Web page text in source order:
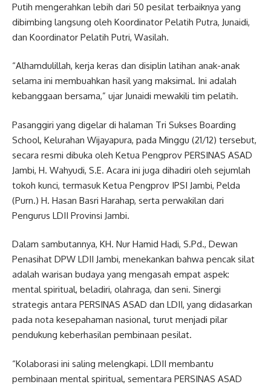
Putih mengerahkan lebih dari 50 pesilat terbaiknya yang
dibimbing langsung oleh Koordinator Pelatih Putra, Junaidi,
dan Koordinator Pelatih Putri, Wasilah.
“Alhamdulillah, kerja keras dan disiplin latihan anak-anak
selama ini membuahkan hasil yang maksimal. Ini adalah
kebanggaan bersama,” ujar Junaidi mewakili tim pelatih.
Pasanggiri yang digelar di halaman Tri Sukses Boarding
School, Kelurahan Wijayapura, pada Minggu (21/12) tersebut,
secara resmi dibuka oleh Ketua Pengprov PERSINAS ASAD
Jambi, H. Wahyudi, S.E. Acara ini juga dihadiri oleh sejumlah
tokoh kunci, termasuk Ketua Pengprov IPSI Jambi, Pelda
(Purn.) H. Hasan Basri Harahap, serta perwakilan dari
Pengurus LDII Provinsi Jambi.
Dalam sambutannya, KH. Nur Hamid Hadi, S.Pd., Dewan
Penasihat DPW LDII Jambi, menekankan bahwa pencak silat
adalah warisan budaya yang mengasah empat aspek:
mental spiritual, beladiri, olahraga, dan seni. Sinergi
strategis antara PERSINAS ASAD dan LDII, yang didasarkan
pada nota kesepahaman nasional, turut menjadi pilar
pendukung keberhasilan pembinaan pesilat.
“Kolaborasi ini saling melengkapi. LDII membantu
pembinaan mental spiritual, sementara PERSINAS ASAD